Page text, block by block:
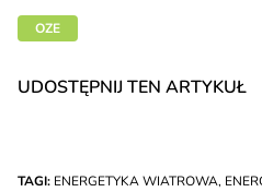
OZE
UDOSTĘPNIJ TEN ARTYKUŁ
TAGI: ENERGETYKA WIATROWA,